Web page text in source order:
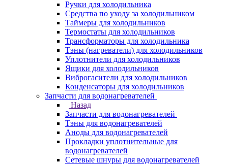
Ручки для холодильника
Средства по уходу за холодильником
Таймеры для холодильников
Термостаты для холодильников
Трансформаторы для холодильника
Тэны (нагреватели) для холодильников
Уплотнители для холодильников
Ящики для холодильников
Виброгасители для холодильников
Конденсаторы для холодильников
Запчасти для водонагревателей
Назад
Запчасти для водонагревателей
Тэны для водонагревателей
Аноды для водонагревателей
Прокладки уплотнительные для
водонагревателей
Сетевые шнуры для водонагревателей